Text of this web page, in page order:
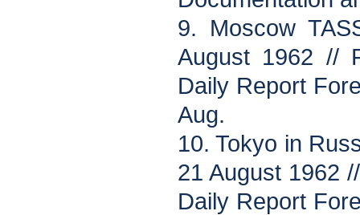
9. Moscow
August 1962 //
Daily Report
Aug.
10. Tokyo in
21 August 1962
Daily Report